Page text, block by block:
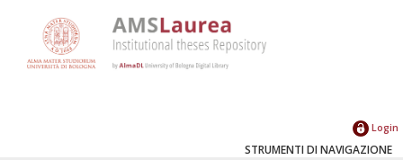
Login
STRUMENTI DI NAVIGAZIONE